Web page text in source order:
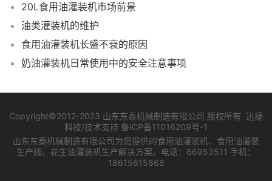
20L食用油灌装机市场前景
油类灌装机的维护
食用油灌装机长盛不衰的原因
奶油灌装机日常使用中的安全注意事项
Copyright©2012-2023 山东东泰机械制造有限公司 版权所有 迅捷
科技/技术支持 鲁ICP备11016209号-1
山东东泰机械制造有限公司为您提供的食用油灌装机、食用油灌装
生产线、花生油灌装机生产解决方案。电话：66953511 手机：
18615615868